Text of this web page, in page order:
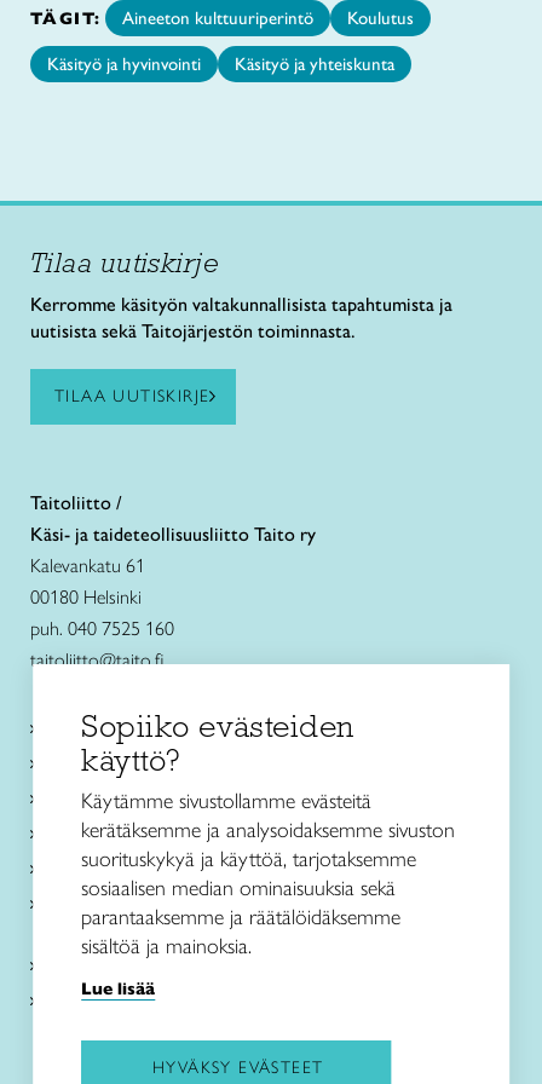
TÄGIT: Aineeton kulttuuriperintö Koulutus
Käsityö ja hyvinvointi Käsityö ja yhteiskunta
Tilaa uutiskirje
Kerromme käsityön valtakunnallisista tapahtumista ja
uutisista sekä Taitojärjestön toiminnasta.
TILAA UUTISKIRJE
Taitoliitto /
Käsi- ja taideteollisuusliitto Taito ry
Kalevankatu 61
00180 Helsinki
puh. 040 7525 160
taitoliitto@taito.fi
Käsityökurssit ja koulutus
Ajankohtaista
Käsityöohjeet
Me olemme Taito
Paikallinen toiminta
Verkkokaupat
Kirjaudu Arviin
Kirjaudu Taitocampukseen
Sopiiko evästeiden
käyttö?
Käytämme sivustollamme evästeitä
kerätäksemme ja analysoidaksemme sivuston
suorituskykyä ja käyttöä, tarjotaksemme
sosiaalisen median ominaisuuksia sekä
parantaaksemme ja räätälöidäksemme
sisältöä ja mainoksia.
Lue lisää
HYVÄKSY EVÄSTEET